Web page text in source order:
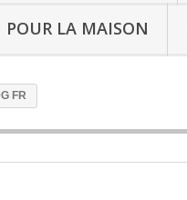
POUR LA MAISON
FR